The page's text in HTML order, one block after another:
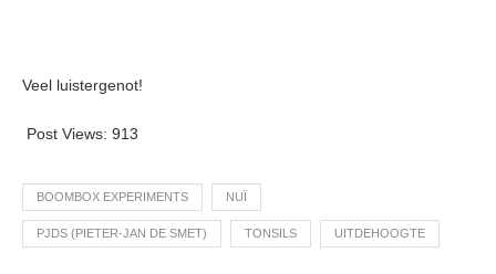
Veel luistergenot!
Post Views: 913
BOOMBOX EXPERIMENTS NUÏ
PJDS (PIETER-JAN DE SMET) TONSILS UITDEHOOGTE